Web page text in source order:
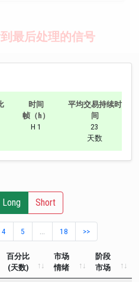
最后处理的信号
时间
帧（h）
H 1
平均交易持续时
间
23
天数
Long Short
4 5 18 >>
百分比
(天数)
市场
情绪
阶段
市场